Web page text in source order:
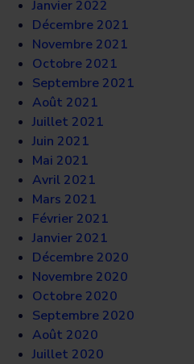
Janvier 2022
Décembre 2021
Novembre 2021
Octobre 2021
Septembre 2021
Août 2021
Juillet 2021
Juin 2021
Mai 2021
Avril 2021
Mars 2021
Février 2021
Janvier 2021
Décembre 2020
Novembre 2020
Octobre 2020
Septembre 2020
Août 2020
Juillet 2020